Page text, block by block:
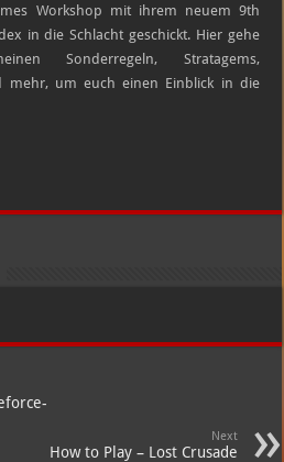
Workshop mit ihrem neuem 9th
in die Schlacht geschickt. Hier gehe
Sonderregeln, Stratagems,
mehr, um euch einen Einblick in die
Next
How to Play – Lost Crusade